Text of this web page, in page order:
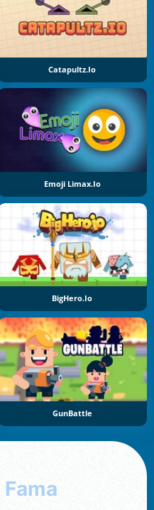
Catapultz.io
Emoji Limax.io
BigHero.io
GunBattle
Fama